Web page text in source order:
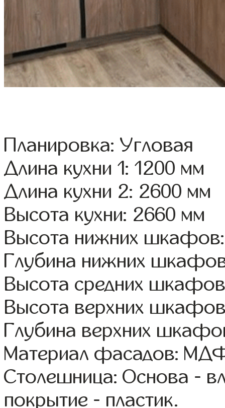
Планировка: Угловая
Длина кухни 1: 1200 мм
Длина кухни 2: 2600 мм
Высота кухни: 2660 мм
Высота нижних
Глубина нижних
Высота средних
Высота верхних
Глубина верхних
Материал фасадов:
Столешница: Основа -
покрытие - пластик.